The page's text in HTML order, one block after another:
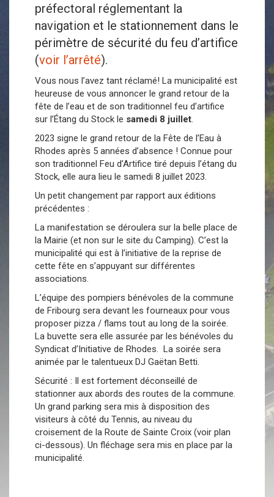
préfectoral réglementant la
navigation et le stationnement dans le
périmètre de sécurité du feu d’artifice
(voir l’arrêté).
Vous nous l’avez tant réclamé! La municipalité est
heureuse de vous annoncer le grand retour de la
fête de l’eau et de son traditionnel feu d’artifice
sur l’Étang du Stock le samedi 8 juillet.
2023 signe le grand retour de la Fête de l’Eau à
Rhodes après 5 années d’absence ! Connue pour
son traditionnel Feu d’Artifice tiré depuis l’étang du
Stock, elle aura lieu le samedi 8 juillet 2023.
Un petit changement par rapport aux éditions
précédentes :
La manifestation se déroulera sur la belle place de
la Mairie (et non sur le site du Camping). C’est la
municipalité qui est à l’initiative de la reprise de
cette fête en s’appuyant sur différentes
associations.
L’équipe des pompiers bénévoles de la commune
de Fribourg sera devant les fourneaux pour vous
proposer pizza / flams tout au long de la soirée.
La buvette sera elle assurée par les bénévoles du
Syndicat d’Initiative de Rhodes. La soirée sera
animée par le talentueux DJ Gaëtan Betti.
Sécurité : Il est fortement déconseillé de
stationner aux abords des routes de la commune.
Un grand parking sera mis à disposition des
visiteurs à côté du Tennis, au niveau du
croisement de la Route de Sainte Croix (voir plan
ci-dessous). Un fléchage sera mis en place par la
municipalité.